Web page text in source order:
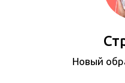
Новый